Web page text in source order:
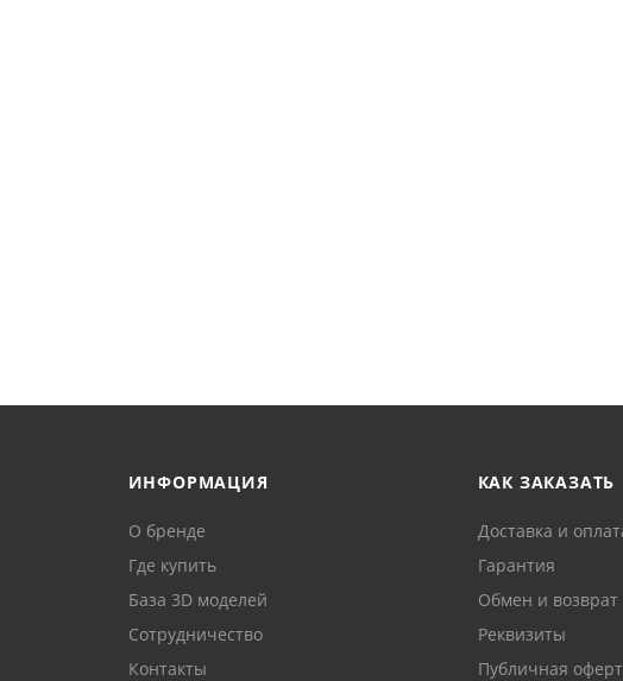
ИНФОРМАЦИЯ
О бренде
Где купить
База 3D моделей
Сотрудничество
Контакты
КАК ЗАКАЗАТЬ
Доставка и
Гарантия
Обмен и возврат
Реквизиты
Публичная